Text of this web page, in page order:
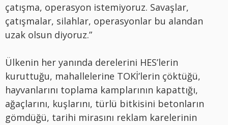
çatışma, operasyon istemiyoruz. Savaşlar,
çatışmalar, silahlar, operasyonlar bu alandan
uzak olsun diyoruz.”
Ülkenin her yanında derelerini HES’lerin
kuruttuğu, mahallelerine TOKİ’lerin çöktüğü,
hayvanlarını toplama kamplarının kapattığı,
ağaçlarını, kuşlarını, türlü bitkisini betonların
gömdüğü, tarihi mirasını reklam karelerinin